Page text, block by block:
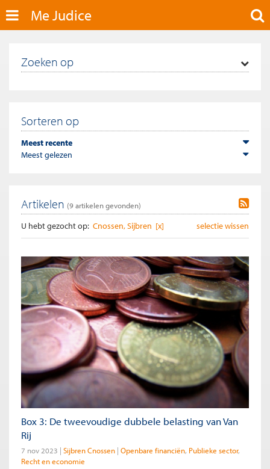
Me Judice
Zoeken op
Sorteren op
Meest recente
Meest gelezen
Artikelen (9artikelen gevonden)
U hebt gezocht op: selectie wissen
Cnossen, Sijbren [x]
Box 3: De tweevoudige dubbele belasting van Van
Rij
7 nov 2023 Sijbren Cnossen Openbare financiën Publieke sector
Recht en economie